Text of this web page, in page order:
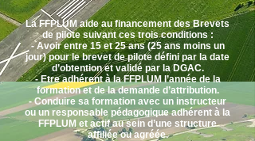
La FFPLUM aide au financement des Brevets
de pilote suivant ces trois conditions :
- Avoir entre 15 et 25 ans (25 ans moins un
jour) pour le brevet de pilote défini par la date
d’obtention et validé par la DGAC.
- Etre adhérent à la FFPLUM l’année de la
formation et de la demande d’attribution.
- Conduire sa formation avec un instructeur
ou un responsable pédagogique adhérent à la
FFPLUM et actif au sein d’une structure
affiliée ou agréée.